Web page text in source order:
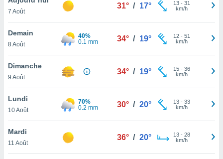
et
»,
au
vous
qu'ils
ou
le
ainsi
7 Août
31° / 17° 13- 31
km/h
Demain
8 Août
40%
0.1 mm
34° / 19° 12- 51
km/h
Dimanche
9 Août
34° / 19° 15- 36
km/h
Lundi
10 Août
70%
0.2 mm
30° / 20° 13- 33
km/h
Mardi
11 Août
36° / 20° 13- 28
km/h